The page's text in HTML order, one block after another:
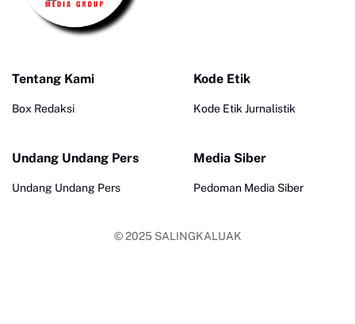
Tentang Kami
Box Redaksi
Kode Etik
Kode Etik Jurnalistik
Undang Undang Pers
Undang Undang Pers
Media Siber
Pedoman Media Siber
© 2025 SALINGKALUAK